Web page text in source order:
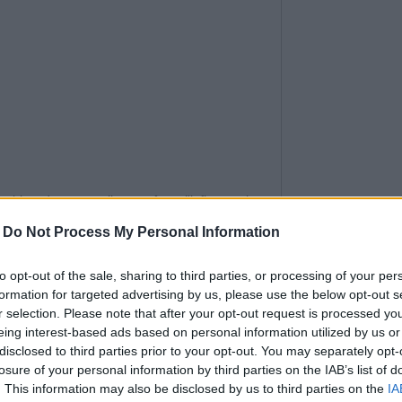
Do Not Process My Personal Information
opt-out of the sale, sharing to third parties, or processing of your
for targeted advertising by us, please use the below opt-out
selection. Please note that after your opt-out request is processed
interest-based ads based on personal information utilized by us
to third parties prior to your opt-out. You may separately
of your personal information by third parties on the IAB’s list of
This information may also be disclosed by us to third parties on the
du sommeil, et même l'inflammation
CARDIAQUES, ...
La relation entre
mère et son ...